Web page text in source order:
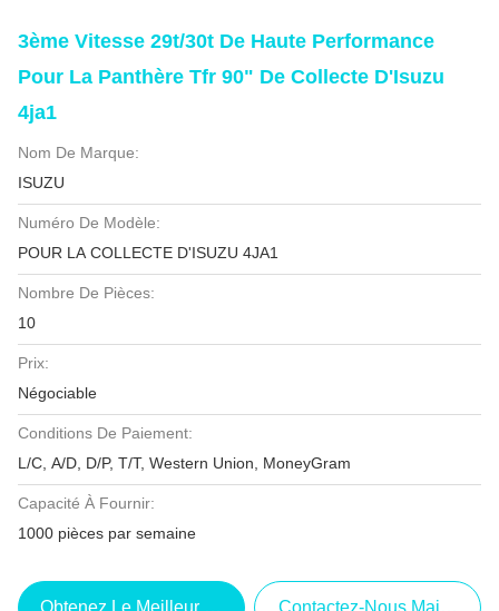
3ème Vitesse 29t/30t De Haute Performance
Pour La Panthère Tfr 90" De Collecte D'Isuzu
4ja1
Nom De Marque:
ISUZU
Numéro De Modèle:
POUR LA COLLECTE D'ISUZU 4JA1
Nombre De Pièces:
10
Prix:
Négociable
Conditions De Paiement:
L/C, A/D, D/P, T/T, Western Union, MoneyGram
Capacité À Fournir:
1000 pièces par semaine
Obtenez Le Meilleur Prix Contactez-Nous Maintenant